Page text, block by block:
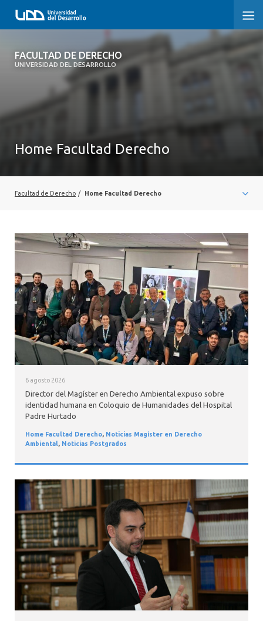
FACULTAD DE DERECHO
UNIVERSIDAD DEL DESARROLLO
FACULTAD DE DERECHO
SOBRE LA FACULTAD
VINCULACIÓN CON EL MEDIO
Home Facultad Derecho
Facultad de Derecho / Home Facultad Derecho
6 agosto 2026
Director del Magíster en Derecho Ambiental expuso sobre
identidad humana en Coloquio de Humanidades del Hospital
Padre Hurtado
Home Facultad Derecho, Noticias Magíster en Derecho
Ambiental, Noticias Postgrados